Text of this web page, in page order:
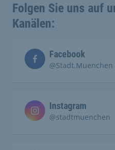
Folgen Sie uns auf
Kanälen:
Facebook
@Stadt.Muenchen
Instagram
@stadtmuenchen